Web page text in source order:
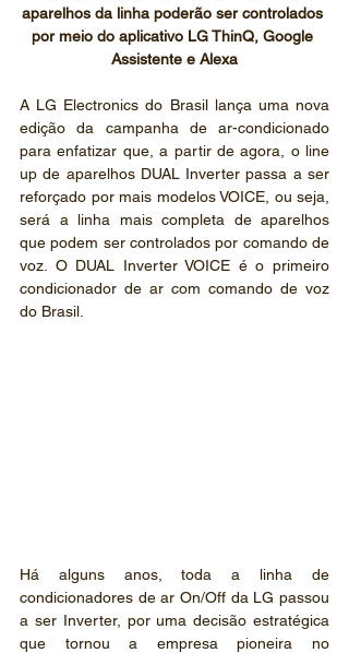
aparelhos da linha poderão ser controlados
por meio do aplicativo LG ThinQ, Google
Assistente e Alexa
A LG Electronics do Brasil lança uma nova
edição da campanha de ar-condicionado
para enfatizar que, a partir de agora, o line
up de aparelhos DUAL Inverter passa a ser
reforçado por mais modelos VOICE, ou seja,
será a linha mais completa de aparelhos
que podem ser controlados por comando de
voz. O DUAL Inverter VOICE é o primeiro
condicionador de ar com comando de voz
do Brasil.
Há alguns anos, toda a linha de
condicionadores de ar On/Off da LG passou
a ser Inverter, por uma decisão estratégica
que tornou a empresa pioneira no